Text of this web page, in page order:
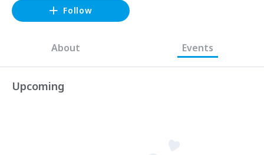
Follow
About Events
Upcoming